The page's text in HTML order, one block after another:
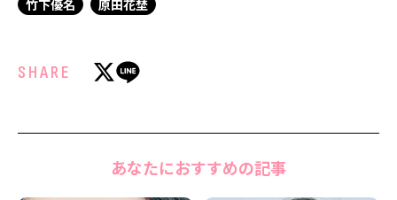
竹下優名
原田花埜
SHARE
あなたにおすすめの記事